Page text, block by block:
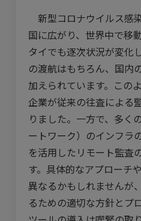
新型コロナウイルス感
国に広がり、世界中で移
タイでも逐次状況が変化
の渡航はもちろん、国内
加えられています。この
企業が従来の往査による
りました。一方で、多く
ートワーク）のインフラ
を活用したリモート監査
す。具体的なアプローチ
異なるかもしれませんが
るための適切な方針とプ